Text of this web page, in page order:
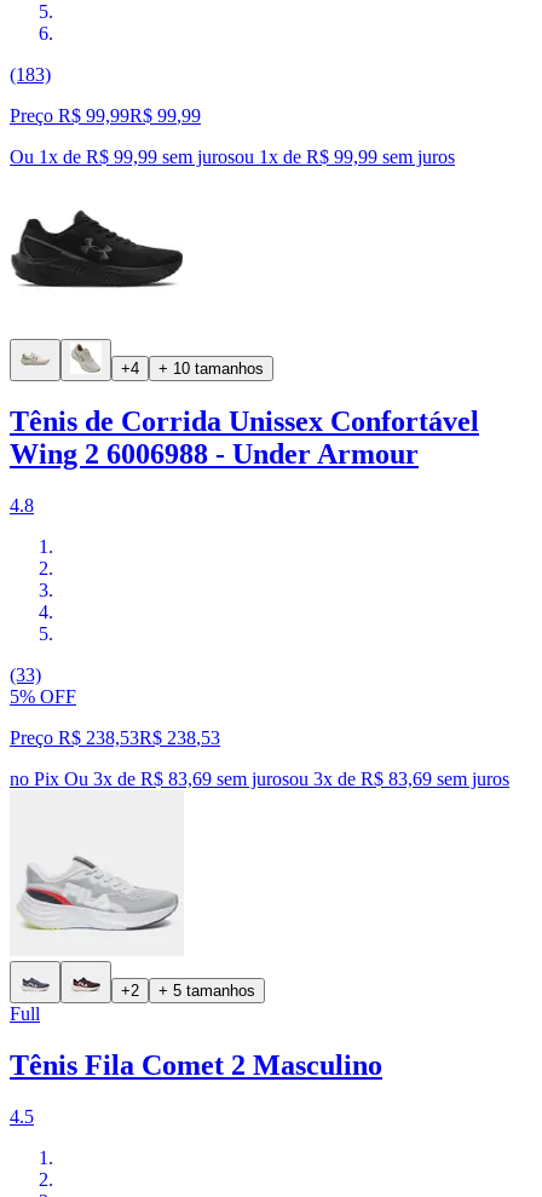
(183)
Preço R$ 99,99R$ 99,99
Ou 1x de R$ 99,99 sem jurosou 1x de R$ 99,99 sem juros
+4 + 10 tamanhos
Tênis de Corrida Unissex Confortável
Wing 2 6006988 - Under Armour
4.8
(33)
5% OFF
Preço R$ 238,53R$ 238,53
no Pix Ou 3x de R$ 83,69 sem jurosou 3x de R$ 83,69 sem juros
+2 + 5 tamanhos
Full
Tênis Fila Comet 2 Masculino
4.5